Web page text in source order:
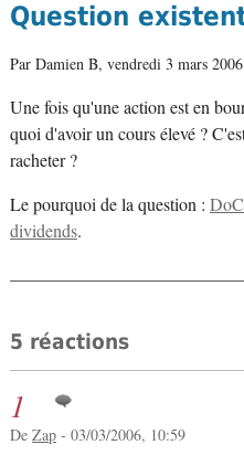
Question
Par Damien B, vendredi 3 mars
Une fois qu'une action est en
quoi d'avoir un cours élevé ?
racheter ?
Le pourquoi de la question :
dividends.
5 réactions
1
De Zap- 03/03/2006, 10:59